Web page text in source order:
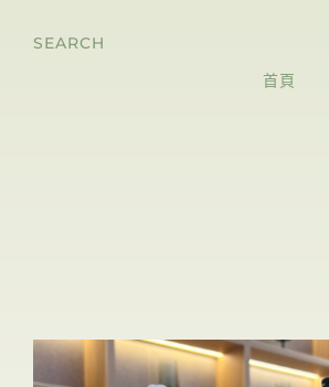
SEARCH
首頁